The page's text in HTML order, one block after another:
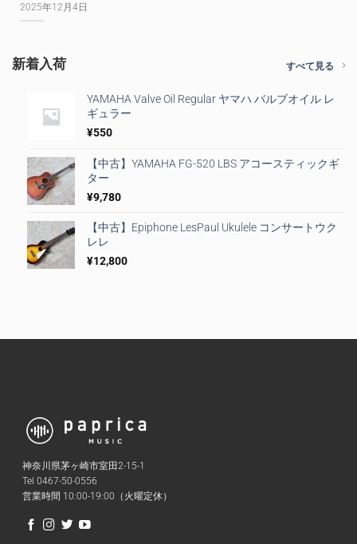
2025年12月4日
新着入荷 すべて見る
YAMAHA Valve Oil Regular ヤマハ バルブオイル レ
ギュラー
¥550
【中古】YAMAHA FG-520 LBS アコースティックギ
ター
¥9,780
【中古】Epiphone LesPaul Ukulele コンサートウク
レレ
¥12,800
神奈川県茅ヶ崎市室田2-15-1
Tel 0467-50-0556
営業時間 10:00-19:00（火曜定休）